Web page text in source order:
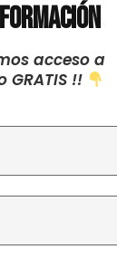
acceso a
GRATIS !!